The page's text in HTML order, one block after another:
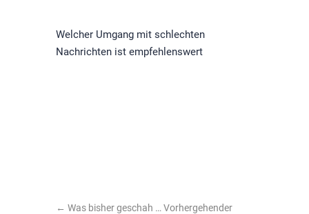
Welcher Umgang mit schlechten
Nachrichten ist empfehlenswert
← Was bisher geschah … Vorhergehender